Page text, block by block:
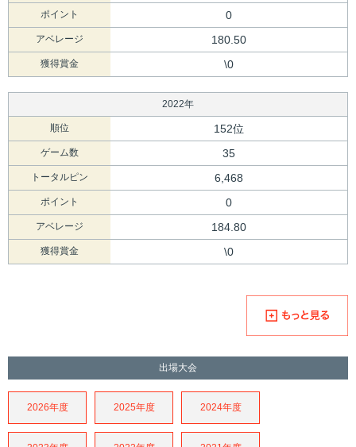
ポイント 0
アベレージ 180.50
獲得賞金 \0
2022年
順位 152位
ゲーム数 35
トータルピン 6,468
ポイント 0
アベレージ 184.80
獲得賞金 \0
出場大会
2026年度 2025年度 2024年度